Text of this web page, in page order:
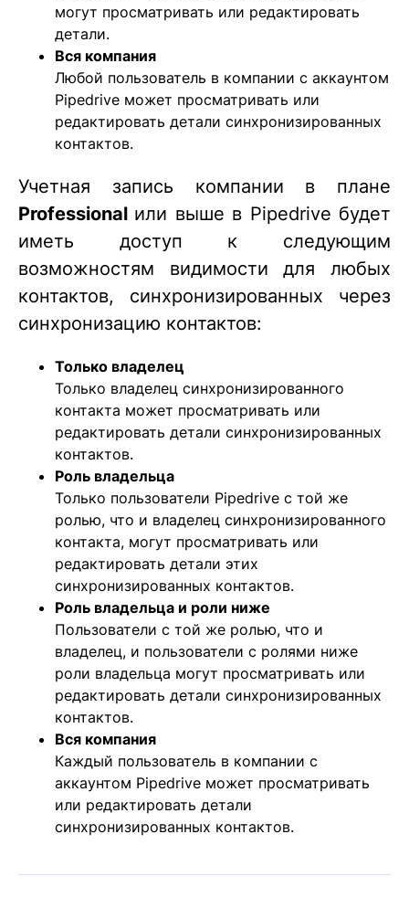
могут просматривать или редактировать
детали.
Вся компания
Любой пользователь в компании с аккаунтом
Pipedrive может просматривать или
редактировать детали синхронизированных
контактов.
Учетная запись компании в плане
Professional или выше в Pipedrive будет
иметь доступ к следующим
возможностям видимости для любых
контактов, синхронизированных через
синхронизацию контактов:
Только владелец
Только владелец синхронизированного
контакта может просматривать или
редактировать детали синхронизированных
контактов.
Роль владельца
Только пользователи Pipedrive с той же
ролью, что и владелец синхронизированного
контакта, могут просматривать или
редактировать детали этих
синхронизированных контактов.
Роль владельца и роли ниже
Пользователи с той же ролью, что и
владелец, и пользователи с ролями ниже
роли владельца могут просматривать или
редактировать детали синхронизированных
контактов.
Вся компания
Каждый пользователь в компании с
аккаунтом Pipedrive может просматривать
или редактировать детали
синхронизированных контактов.